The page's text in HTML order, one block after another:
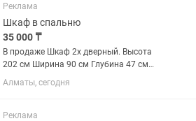
42 см Срочно торг хорошая скидка...
Реклама
Шкаф в спальню
35 000 ₸
В продаже Шкаф 2х дверный. Высота
202 см Ширина 90 см Глубина 47 см
Состояние отличное. Шкаф РАЗОБРАН.
Срочно торг хорошая скидка спешим
Алматы, сегодня
Реклама